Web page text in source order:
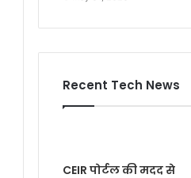
Recent Tech News
CEIR पोर्टल की मदद से